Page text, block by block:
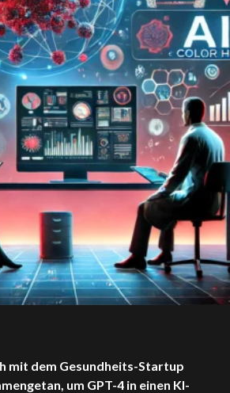
mit dem Gesundheits-Startup
um GPT-4 in einen KI-